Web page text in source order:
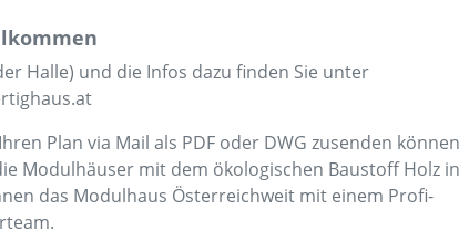
Halle) und die Infos dazu finden Sie unter
Plan via Mail als PDF oder DWG zusenden können
Modulhäuser mit dem ökologischen Baustoff Holz in
das Modulhaus Österreichweit mit einem Profi-